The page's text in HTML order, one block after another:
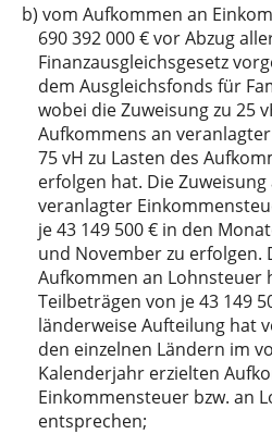
b) vom Aufkommen an
690 392 000 € vor Abzug
Finanzausgleichsgesetz
dem Ausgleichsfonds für
wobei die Zuweisung zu 25
Aufkommens an
75 vH zu Lasten des
erfolgen hat. Die
veranlagter
je 43 149 500 € in den
und November zu erfolgen.
Aufkommen an Lohnsteuer
Teilbeträgen von je 43 149
länderweise Aufteilung hat
den einzelnen Ländern im
Kalenderjahr erzielten
Einkommensteuer bzw. an
entsprechen;